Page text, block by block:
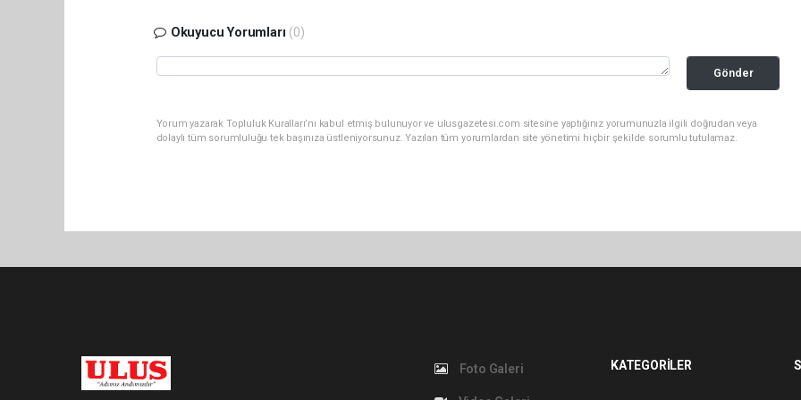
Okuyucu Yorumları (0)
Gönder
Yorum yazarak Topluluk Kuralları’nı kabul etmiş bulunuyor ve ulusgazetesi.com sitesine yaptığınız yorumunuzla ilgili doğrudan veya
dolaylı tüm sorumluluğu tek başınıza üstleniyorsunuz. Yazılan tüm yorumlardan site yönetimi hiçbir şekilde sorumlu tutulamaz.
Foto Galeri KATEGORİLER